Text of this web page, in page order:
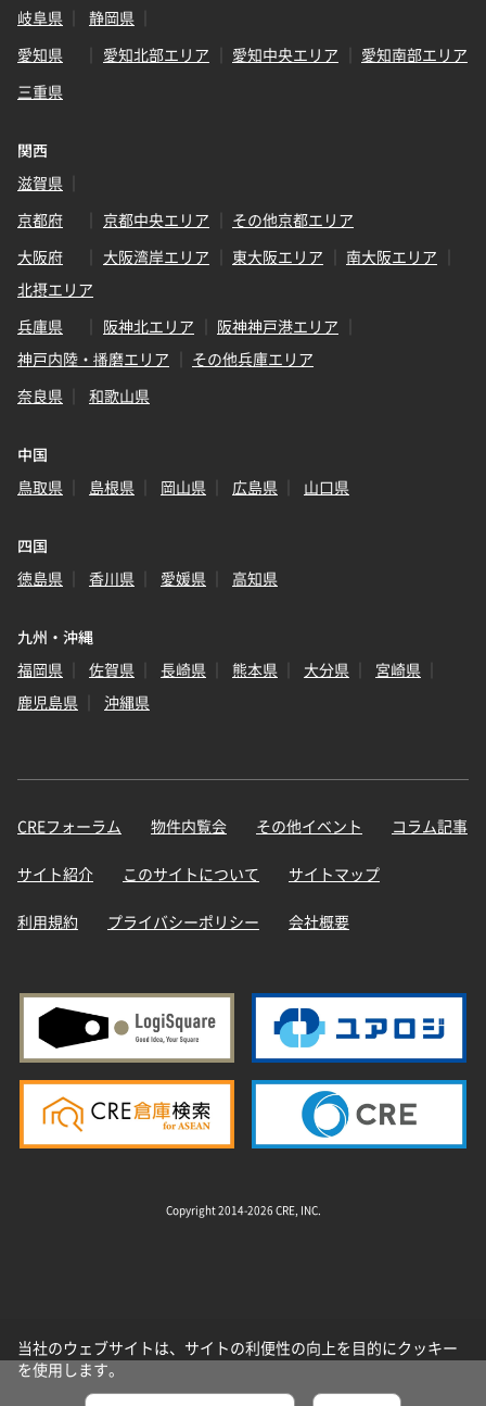
岐阜県
静岡県
愛知県
愛知北部エリア 愛知中央エリア
愛知南部エリア
三重県
関西
滋賀県
京都府
京都中央エリア
その他京都エリア
大阪府
大阪湾岸エリア 東大阪エリア
南大阪エリア
北摂エリア
兵庫県
阪神北エリア
阪神神戸港エリア
神戸内陸・播磨エリア
その他兵庫エリア
奈良県
和歌山県
中国
鳥取県
島根県 岡山県 広島県 山口県
四国
徳島県
香川県 愛媛県 高知県
九州・沖縄
福岡県
佐賀県 長崎県 熊本県 大分県
宮崎県
鹿児島県
沖縄県
CREフォーラム 物件内覧会 その他イベント コラム記事
サイト紹介 このサイトについて サイトマップ
利用規約 プライバシーポリシー 会社概要
Copyright 2014-2026 CRE, INC.
当社のウェブサイトは、サイトの利便性の向上を目的にクッキー
を使用します。